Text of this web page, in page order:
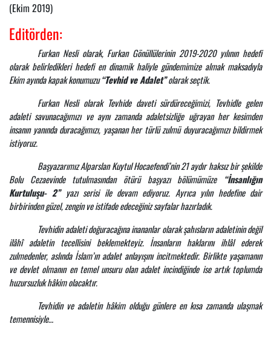
(Ekim 2019)
Editörden:
Furkan Nesli olarak, Furkan Gönüllülerinin 2019-2020 yılının hedefi
olarak belirledikleri hedefi en dinamik haliyle gündemimize almak maksadıyla
Ekim ayında kapak konumuzu“Tevhid ve Adalet”olarak seçtik.
Furkan Nesli olarak Tevhide daveti sürdüreceğimizi, Tevhidle gelen
adaleti savunacağımızı ve aynı zamanda adaletsizliğe uğrayan her kesimden
insanın yanında duracağımızı, yaşanan her türlü zulmü duyuracağımızı bildirmek
istiyoruz.
Başyazarımız Alparslan Kuytul Hocaefendi’nin 21 aydır haksız bir şekilde
Bolu Cezaevinde tutulmasından ötürü başyazı bölümümüze “İnsanlığın
Kurtuluşu- 2”yazı serisi ile devam ediyoruz. Ayrıca yılın hedefine dair
birbirinden güzel, zengin ve istifade edeceğiniz sayfalar hazırladık.
Tevhidin adaleti doğuracağına inananlar olarak şahısların adaletinin değil
ilâhî adaletin tecellisini beklemekteyiz. İnsanların haklarını ihlâl ederek
zulmedenler, aslında İslam’ın adalet anlayışını incitmektedir. Birlikte yaşamanın
ve devlet olmanın en temel unsuru olan adalet incindiğinde ise artık toplumda
huzursuzluk hâkim olacaktır.
Tevhidin ve adaletin hâkim olduğu günlere en kısa zamanda ulaşmak
temennisiyle…